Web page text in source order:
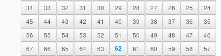
24
25
26
27
28
29
30
31
32
33
34
35
36
37
38
39
40
41
42
43
44
45
46
47
48
49
50
51
52
53
54
55
56
57
58
59
60
61
62
63
64
65
66
67